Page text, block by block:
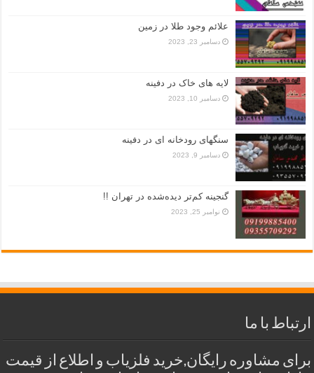
علائم وجود طلا در زمین
دسامبر 23, 2023
لایه های خاک در دفینه
دسامبر 10, 2023
سنگهای رودخانه ای در دفینه
دسامبر 9, 2023
گنجینه کم‌تر دیده‌شده در تهران !!
نوامبر 25, 2023
ارتباط با ما
برای مشاوره رایگان,خرید فلزیاب و اطلاع از قیمت